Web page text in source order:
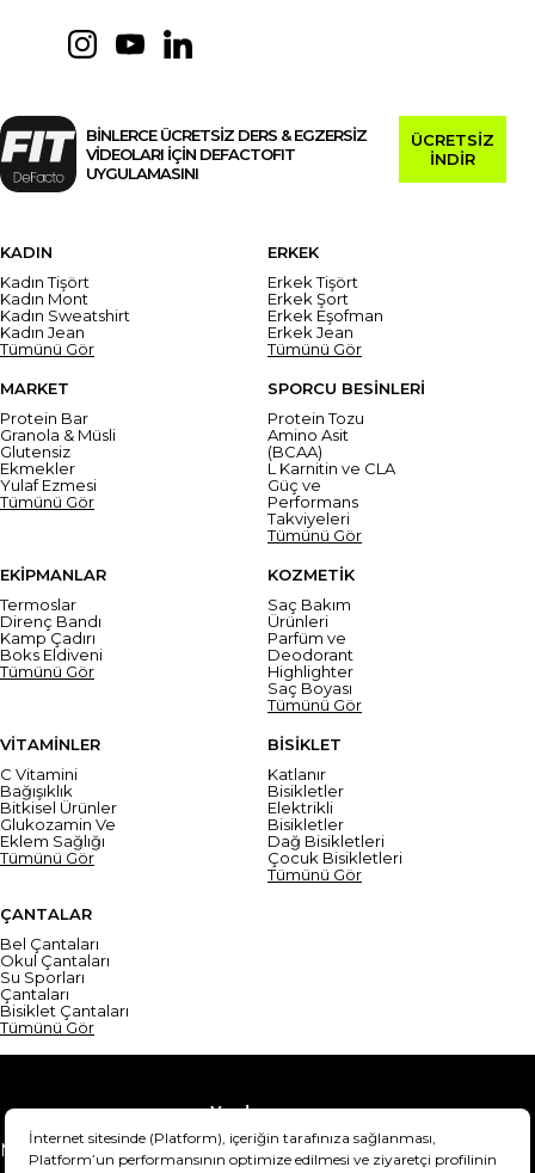
BİNLERCE ÜCRETSİZ DERS & EGZERSİZ
VİDEOLARI İÇİN DEFACTOFIT
UYGULAMASINI
ÜCRETSİZ
İNDİR
KADIN
Kadın Tişört
Kadın Mont
Kadın Sweatshirt
Kadın Jean
Tümünü Gör
ERKEK
Erkek Tişört
Erkek Şort
Erkek Eşofman
Erkek Jean
Tümünü Gör
MARKET
Protein Bar
Granola & Müsli
Glutensiz
Ekmekler
Yulaf Ezmesi
Tümünü Gör
SPORCU BESİNLERİ
Protein Tozu
Amino Asit
(BCAA)
L Karnitin ve CLA
Güç ve
Performans
Takviyeleri
Tümünü Gör
EKİPMANLAR
Termoslar
Direnç Bandı
Kamp Çadırı
Boks Eldiveni
Tümünü Gör
KOZMETİK
Saç Bakım
Ürünleri
Parfüm ve
Deodorant
Highlighter
Saç Boyası
Tümünü Gör
VİTAMİNLER
C Vitamini
Bağışıklık
Bitkisel Ürünler
Glukozamin Ve
Eklem Sağlığı
Tümünü Gör
BİSİKLET
Katlanır
Bisikletler
Elektrikli
Bisikletler
Dağ Bisikletleri
Çocuk Bisikletleri
Tümünü Gör
ÇANTALAR
Bel Çantaları
Okul Çantaları
Su Sporları
Çantaları
Bisiklet Çantaları
Tümünü Gör
Yardım
Mesafeli Satış Sözleşmesi
Teslimat Bilgisi